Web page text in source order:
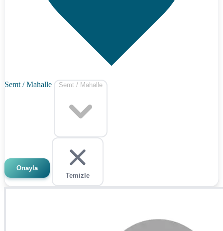
Semt / Mahalle Semt / Mahalle
Onayla
Temizle